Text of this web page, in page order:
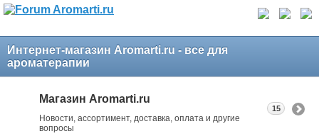
Интернет-магазин Aromarti.ru - все для
ароматерапии
Магазин Aromarti.ru
Новости, ассортимент, доставка, оплата и другие
вопросы
15